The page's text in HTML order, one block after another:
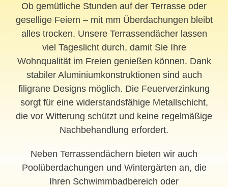
Ob gemütliche Stunden auf der Terrasse oder
gesellige Feiern – mit mm Überdachungen bleibt
alles trocken. Unsere Terrassendächer lassen
viel Tageslicht durch, damit Sie Ihre
Wohnqualität im Freien genießen können. Dank
stabiler Aluminiumkonstruktionen sind auch
filigrane Designs möglich. Die Feuerverzinkung
sorgt für eine widerstandsfähige Metallschicht,
die vor Witterung schützt und keine regelmäßige
Nachbehandlung erfordert.
Neben Terrassendächern bieten wir auch
Poolüberdachungen und Wintergärten an, die
Ihren Schwimmbadbereich oder